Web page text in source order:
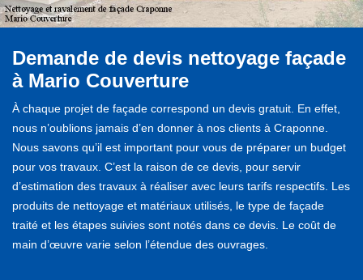
Demande de devis nettoyage façade
à Mario Couverture
À chaque projet de façade correspond un devis gratuit. En effet,
nous n’oublions jamais d’en donner à nos clients à Craponne.
Nous savons qu’il est important pour vous de préparer un budget
pour vos travaux. C’est la raison de ce devis, pour servir
d’estimation des travaux à réaliser avec leurs tarifs respectifs. Les
produits de nettoyage et matériaux utilisés, le type de façade
traité et les étapes suivies sont notés dans ce devis. Le coût de
main d’œuvre varie selon l’étendue des ouvrages.